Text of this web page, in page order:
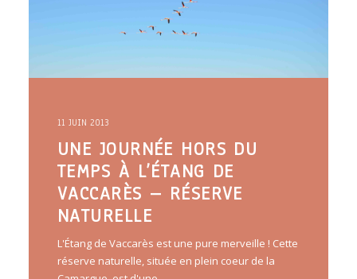
11 JUIN 2013
UNE JOURNÉE HORS DU
TEMPS À L’ÉTANG DE
VACCARÈS – RÉSERVE
NATURELLE
L'Étang de Vaccarès est une pure merveille ! Cette
réserve naturelle, située en plein coeur de la